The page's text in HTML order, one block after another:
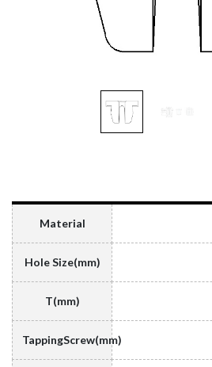
Material
Hole Size(mm)
T(mm)
TappingScrew(mm)